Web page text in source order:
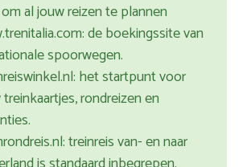
al jouw reizen te plannen
de boekingssite van
spoorwegen.
het startpunt voor
rondreizen en
treinreis van- en naar